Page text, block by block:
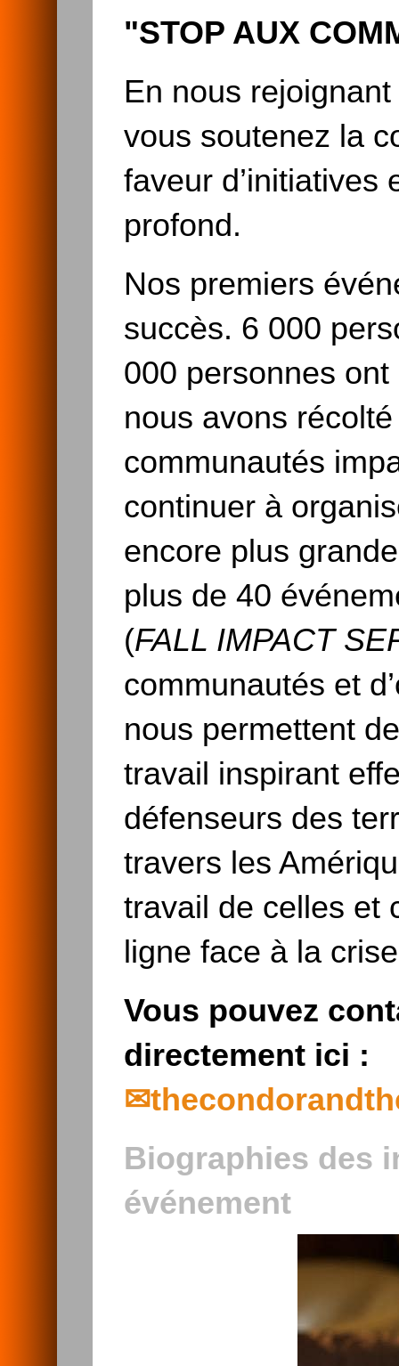
"STOP AUX
En nous
vous soutenez la
faveur d’initiatives
profond.
Nos premiers
succès. 6 000
000 personnes
nous avons
communautés
continuer à
encore plus
plus de 40
(FALL IMPACT
communautés et
nous permettent
travail inspirant
défenseurs des
travers les
travail de celles et
ligne face à la
Vous pouvez
directement ici :
Biographies des
événement